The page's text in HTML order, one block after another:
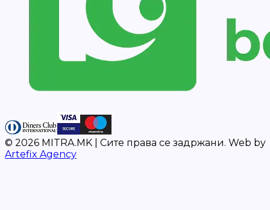
© 2026 MITRA.MK | Сите права се задржани. Web by
Artefix Agency